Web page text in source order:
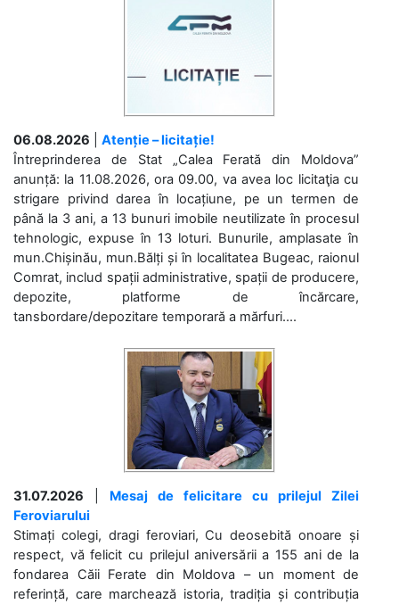
06.08.2026
Atenție – licitație!
Întreprinderea de Stat „Calea Ferată din Moldova”
anunță: la 11.08.2026, ora 09.00, va avea loc licitaţia cu
strigare privind darea în locațiune, pe un termen de
până la 3 ani, a 13 bunuri imobile neutilizate în procesul
tehnologic, expuse în 13 loturi. Bunurile, amplasate în
mun.Chișinău, mun.Bălți și în localitatea Bugeac, raionul
Comrat, includ spații administrative, spații de producere,
depozite, platforme de încărcare,
tansbordare/depozitare temporară a mărfuri....
31.07.2026
Mesaj de felicitare cu prilejul Zilei
Feroviarului
Stimați colegi, dragi feroviari, Cu deosebită onoare și
respect, vă felicit cu prilejul aniversării a 155 ani de la
fondarea Căii Ferate din Moldova – un moment de
referință, care marchează istoria, tradiția și contribuția